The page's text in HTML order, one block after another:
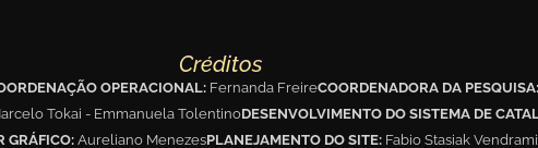
Créditos
OPERACIONAL: Fernanda FreireCOORDENADORA DA PESQUISA:
Tokai - Emmanuela TolentinoDESENVOLVIMENTO DO SISTEMA DE
GRÁFICO: Aureliano MenezesPLANEJAMENTO DO SITE: Fabio Stasiak